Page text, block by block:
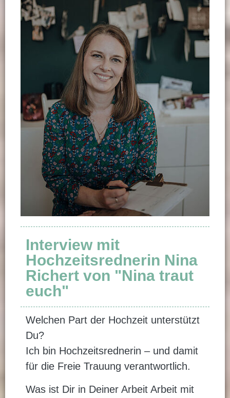
Interview mit
Hochzeitsrednerin Nina
Richert von "Nina traut
euch"
Welchen Part der Hochzeit unterstützt
Du?
Ich bin Hochzeitsrednerin – und damit
für die Freie Trauung verantwortlich.
Was ist Dir in Deiner Arbeit Arbeit mit